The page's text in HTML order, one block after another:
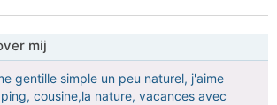
mij
gentille simple un peu naturel, j'aime
cousine,la nature, vacances avec